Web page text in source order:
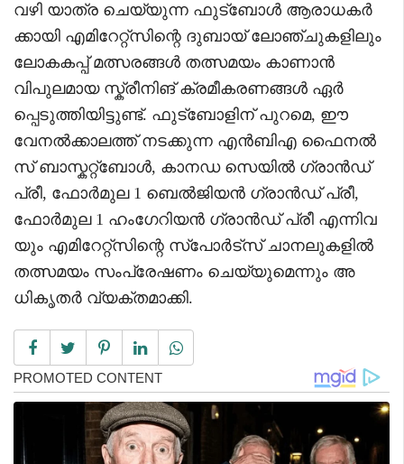
വഴി യാത്ര ചെയ്യുന്ന ഫുട്ബോൾ ആരാധകർ
ക്കായി എമിറേറ്റ്സിന്റെ ദുബായ് ലോഞ്ചുകളിലും
ലോകകപ്പ് മത്സരങ്ങൾ തത്സമയം കാണാൻ
വിപുലമായ സ്ക്രീനിങ് ക്രമീകരണങ്ങൾ ഏർ
പ്പെടുത്തിയിട്ടുണ്ട്. ഫുട്ബോളിന് പുറമെ, ഈ
വേനൽക്കാലത്ത് നടക്കുന്ന എൻബിഎ ഫൈനൽ
സ് ബാസ്കറ്റ്ബോൾ, കാനഡ സെയിൽ ഗ്രാൻഡ്
പ്രീ, ഫോർമുല 1 ബെൽജിയൻ ഗ്രാൻഡ് പ്രീ,
ഫോർമുല 1 ഹംഗേറിയൻ ഗ്രാൻഡ് പ്രീ എന്നിവ
യും എമിറേറ്റ്സിന്റെ സ്പോർട്സ് ചാനലുകളിൽ
തത്സമയം സംപ്രേഷണം ചെയ്യുമെന്നും അ
ധികൃതർ വ്യക്തമാക്കി.